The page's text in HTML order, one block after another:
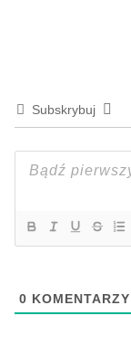
Subskrybuj
0 KOMENTARZY